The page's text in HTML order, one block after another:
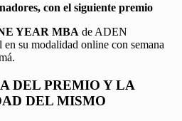
con el siguiente premio
YEAR MBA de ADEN
su modalidad online con semana
DEL PREMIO Y LA
DEL MISMO